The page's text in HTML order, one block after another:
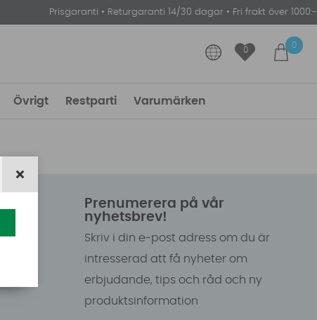
Prisgaranti • Returgaranti 14/30 dagar • Fri frakt över 1000:-
0
0
Övrigt Restparti Varumärken
Prenumerera på vår
nyhetsbrev!
Skriv i din e-post adress om du är
intresserad att få nyheter om
erbjudande, tips och råd och ny
produktsinformation